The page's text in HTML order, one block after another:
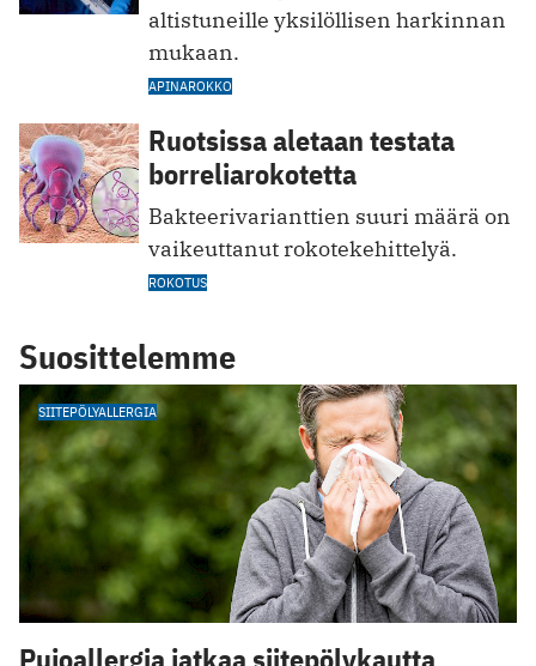
altistuneille yksilöllisen harkinnan
mukaan.
APINAROKKO
Ruotsissa aletaan testata
borreliarokotetta
Bakteerivarianttien suuri määrä on
vaikeuttanut rokotekehittelyä.
ROKOTUS
Suosittelemme
SIITEPÖLYALLERGIA